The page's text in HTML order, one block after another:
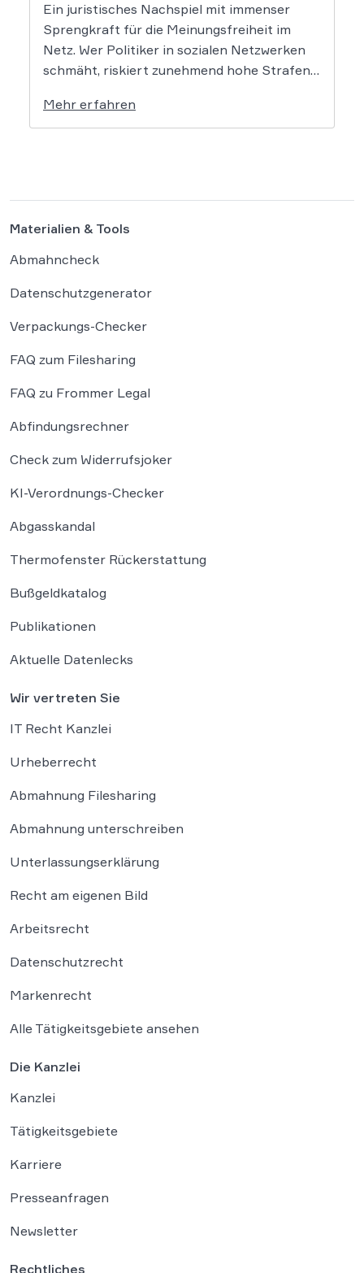
Ein juristisches Nachspiel mit immenser
Sprengkraft für die Meinungsfreiheit im
Netz. Wer Politiker in sozialen Netzwerken
schmäht, riskiert zunehmend hohe Strafen.
einen Facebook-Nutzer eine empfindliche
Geldstrafe verhängt, weil dieser den
Mehr erfahren
Materialien & Tools
Abmahncheck
Datenschutzgenerator
Verpackungs-Checker
FAQ zum Filesharing
FAQ zu Frommer Legal
Abfindungsrechner
Check zum Widerrufsjoker
KI-Verordnungs-Checker
Abgasskandal
Thermofenster Rückerstattung
Bußgeldkatalog
Publikationen
Aktuelle Datenlecks
Wir vertreten Sie
IT Recht Kanzlei
Urheberrecht
Abmahnung Filesharing
Abmahnung unterschreiben
Unterlassungserklärung
Recht am eigenen Bild
Arbeitsrecht
Datenschutzrecht
Markenrecht
Alle Tätigkeitsgebiete ansehen
Die Kanzlei
Kanzlei
Tätigkeitsgebiete
Karriere
Presseanfragen
Newsletter
Rechtliches